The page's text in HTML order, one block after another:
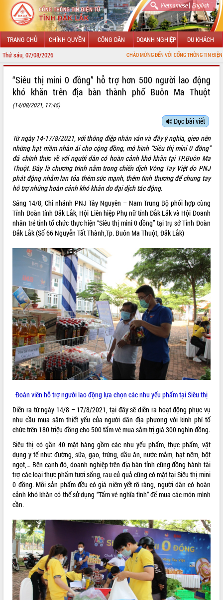
Vietnamese| English
TRANG CHỦ CHÍNH QUYỀN CÔNG DÂN DOANH NGHIỆP DU KHÁCH
Thứ sáu, 07/08/2026 CHÀO MỪNG ĐẾN VỚI CỔNG THÔNG TIN ĐIỆN TỬ TỈNH ĐẮK LẮK
LÃNH ĐẠO UBND TỈNH
SỞ, BAN, NGÀNH
UBND CÁC XÃ, PHƯỜNG
THÔNG TIN CHỈ ĐẠO ĐIỀU HÀNH
VĂN BẢN HĐND TỈNH
ĐIỂM TIN VĂN BẢN
QUY HOẠCH - KẾ HOẠCH
VIDEO
Hội nghị UBND tỉnh Đắk Lắk thường kỳ
tháng 7/2026
Lễ truy tặng danh hiệu “Bà Mẹ Việt
Nam Anh hùng” và trao Huân chương
“Siêu thị mini 0 đồng” hỗ trợ hơn 500 người lao động
khó khăn trên địa bàn thành phố Buôn Ma Thuột
(14/08/2021, 17:45)
Đọc bài viết
Từ ngày 14-17/8/2021, với thông điệp nhân văn và đầy ý nghĩa, gieo nên
những hạt mầm nhân ái cho cộng đồng, mô hình “Siêu thị mini 0 đồng”
đã chính thức về với người dân có hoàn cảnh khó khăn tại TP.Buôn Ma
Thuột. Đây là chương trình nằm trong chiến dịch Vòng Tay Việt do PNJ
phát động nhằm lan tỏa thêm sức mạnh, thêm tình thương để chung tay
hỗ trợ những hoàn cảnh khó khăn do đại dịch tác động.
Sáng 14/8, Chi nhánh PNJ Tây Nguyên – Nam Trung Bộ phối hợp cùng
Tỉnh Đoàn tỉnh Đắk Lắk, Hội Liên hiệp Phụ nữ tỉnh Đắk Lắk và Hội Doanh
nhân trẻ tỉnh tổ chức thực hiện “Siêu thị mini 0 đồng” tại trụ sở Tỉnh Đoàn
Đắk Lắk (Số 66 Nguyễn Tất Thành,Tp. Buôn Ma Thuột, Đắk Lắk)
Đoàn viên hỗ trợ người lao động lựa chọn các nhu yếu phẩm tại Siêu thị
Diễn ra từ ngày 14/8 – 17/8/2021, tại đây sẽ diễn ra hoạt động phục vụ
nhu cầu mua sắm thiết yếu của người dân địa phương với kinh phí tổ
chức trên 180 triệu đồng cho 500 tấm vé mua sắm trị giá 300 nghìn đồng.
Siêu thị có gần 40 mặt hàng gồm các nhu yếu phẩm, thực phẩm, vật
dụng y tế như: đường, sữa, gạo, trứng, dầu ăn, nước mắm, hạt nêm, bột
ngọt,… Bên cạnh đó, doanh nghiệp trên địa bàn tỉnh cũng đồng hành tài
trợ các loại thực phẩm tươi sống, rau củ quả cũng có mặt tại Siêu thị mini
0 đồng. Mỗi sản phẩm đều có giá niêm yết rõ ràng, người dân có hoàn
cảnh khó khăn có thể sử dụng “Tấm vé nghĩa tình” để mua các món mình
cần.